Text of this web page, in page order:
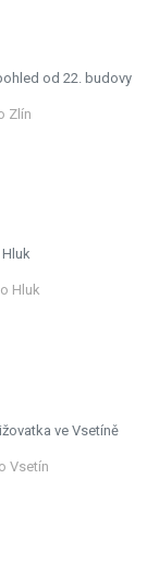
od 22. budovy
Zlín
Hluk
ve Vsetíně
Vsetín